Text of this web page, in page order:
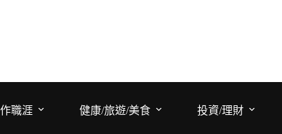
職涯 健康/旅遊/美食 投資/理財